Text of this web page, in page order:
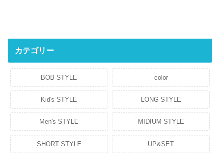
カテゴリー
BOB STYLE color
Kid's STYLE LONG STYLE
Men's STYLE MIDIUM STYLE
SHORT STYLE UP&SET